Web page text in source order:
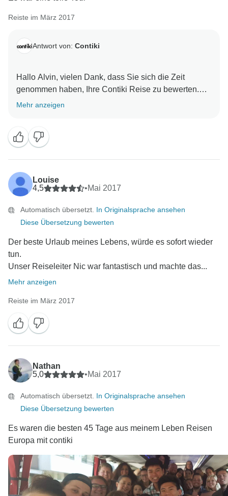
Reiste im März 2017
Antwort von: Contiki
Hallo Alvin, vielen Dank, dass Sie sich die Zeit
genommen haben, Ihre Contiki Reise zu bewerten.
Wir freuen uns, dass Sie eine tolle Tour hatten. Wir
Mehr anzeigen
Louise
4,5
•Mai 2017
Automatisch übersetzt. In Originalsprache ansehen
Diese Übersetzung bewerten
Der beste Urlaub meines Lebens, würde es sofort wieder
tun.
Unser Reiseleiter Nic war fantastisch und machte das...
Mehr anzeigen
Reiste im März 2017
Nathan
5,0
•Mai 2017
Automatisch übersetzt. In Originalsprache ansehen
Diese Übersetzung bewerten
Es waren die besten 45 Tage aus meinem Leben Reisen
Europa mit contiki